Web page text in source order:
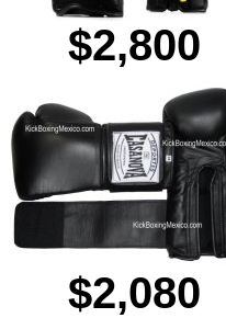
$2,800
$2,080